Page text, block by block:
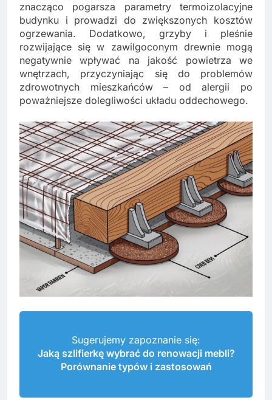
znacząco pogarsza parametry termoizolacyjne
budynku i prowadzi do zwiększonych kosztów
ogrzewania. Dodatkowo, grzyby i pleśnie
rozwijające się w zawilgoconym drewnie mogą
negatywnie wpływać na jakość powietrza we
wnętrzach, przyczyniając się do problemów
zdrowotnych mieszkańców – od alergii po
poważniejsze dolegliwości układu oddechowego.
Sugerujemy zapoznanie się:
Jaką szlifierkę wybrać do renowacji mebli?
Porównanie typów i zastosowań